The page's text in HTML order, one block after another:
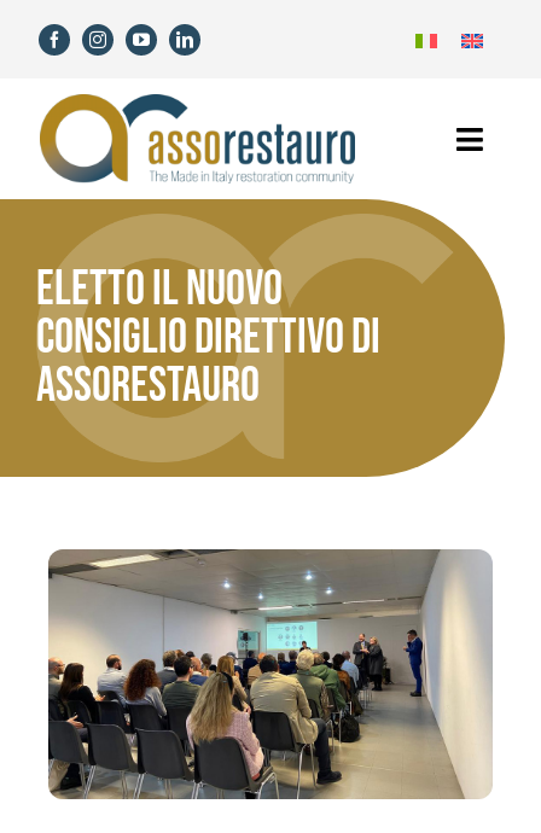
contenuto
Assorestauro
Soci
Servizi
Attività
Contatti
Login
Eletto il nuovo
Consiglio Direttivo di
Assorestauro